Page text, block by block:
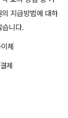
지급방법에 대하
습니다.
체
제